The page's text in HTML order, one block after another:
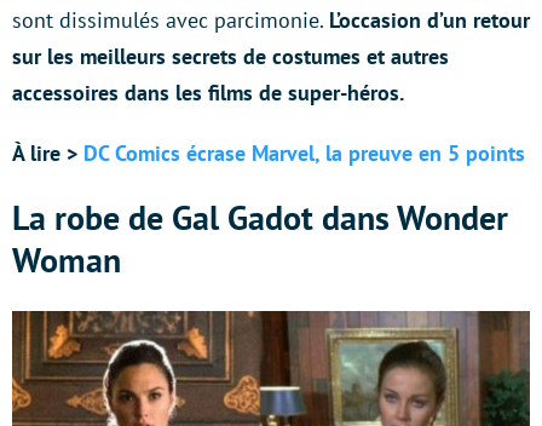
sont dissimulés avec parcimonie. L’occasion d’un retour
sur les meilleurs secrets de costumes et autres
accessoires dans les films de super-héros.
À lire > DC Comics écrase Marvel, la preuve en 5 points
La robe de Gal Gadot dans Wonder
Woman